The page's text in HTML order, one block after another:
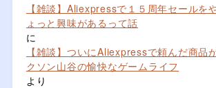
【雑談】Aliexpressで１５周年セールを
ょっと興味があるって話
に
【雑談】ついにAliexpressで頼んだ商品
クソン山谷の愉快なゲームライフ
より